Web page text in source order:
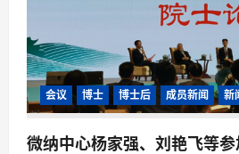
会议 博士 博士后 成员新闻 新
微纳中心杨家强、刘艳飞等